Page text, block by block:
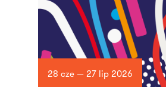
28 cze — 27 lip 2026